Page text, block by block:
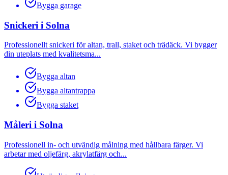
Bygga garage
Snickeri i Solna
Professionellt snickeri för altan, trall, staket och trädäck. Vi bygger
din uteplats med kvalitetsma...
Bygga altan
Bygga altantrappa
Bygga staket
Måleri i Solna
Professionell in- och utvändig målning med hållbara färger. Vi
arbetar med oljefärg, akrylatfärg och...